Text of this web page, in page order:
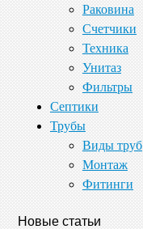
Раковина
Счетчики
Техника
Унитаз
Фильтры
Септики
Трубы
Виды труб
Монтаж
Фитинги
Новые статьи